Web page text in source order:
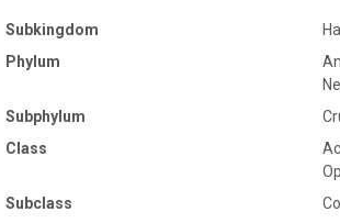
Subkingdom
Phylum
Subphylum
Class
Subclass